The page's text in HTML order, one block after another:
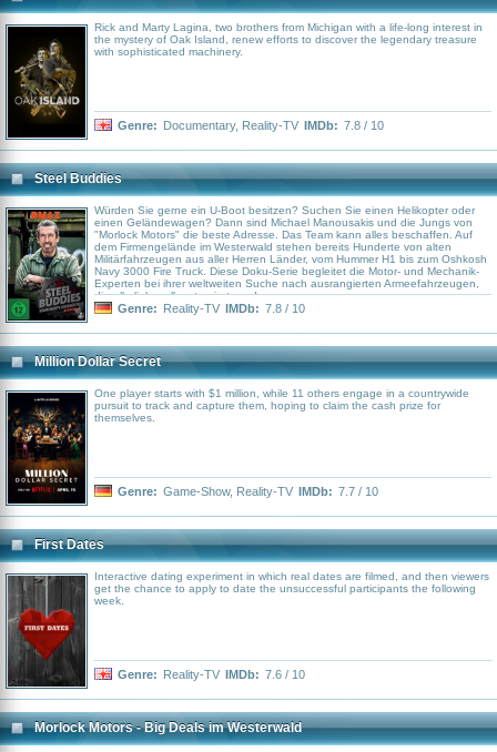
Rick and Marty Lagina, two brothers from Michigan with a life-long interest in
the mystery of Oak Island, renew efforts to discover the legendary treasure
with sophisticated machinery.
Genre: Documentary, Reality-TV IMDb: 7.8 / 10
Steel Buddies
Würden Sie gerne ein U-Boot besitzen? Suchen Sie einen Helikopter oder
einen Geländewagen? Dann sind Michael Manousakis und die Jungs von
"Morlock Motors" die beste Adresse. Das Team kann alles beschaffen. Auf
dem Firmengelände im Westerwald stehen bereits Hunderte von alten
Militärfahrzeugen aus aller Herren Länder, vom Hummer H1 bis zum Oshkosh
Navy 3000 Fire Truck. Diese Doku-Serie begleitet die Motor- und Mechanik-
Experten bei ihrer weltweiten Suche nach ausrangierten Armeefahrzeugen,
die alle liebevoll restauriert werden
Genre: Reality-TV IMDb: 7.8 / 10
Million Dollar Secret
One player starts with $1 million, while 11 others engage in a countrywide
pursuit to track and capture them, hoping to claim the cash prize for
themselves.
Genre: Game-Show, Reality-TV IMDb: 7.7 / 10
First Dates
Interactive dating experiment in which real dates are filmed, and then viewers
get the chance to apply to date the unsuccessful participants the following
week.
Genre: Reality-TV IMDb: 7.6 / 10
Morlock Motors - Big Deals im Westerwald